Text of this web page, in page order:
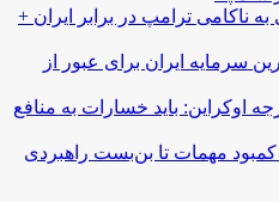
ناکامی ترامپ در برابر ایران +
سرمایه ایران برای عبور از
اوکراین: باید خسارات به منافع
کمبود مهمات تا بن‌بست راهبردی